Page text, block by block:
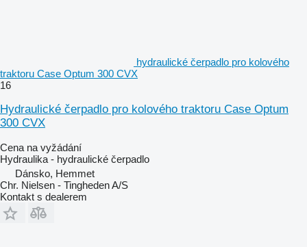
hydraulické čerpadlo pro kolového
traktoru Case Optum 300 CVX
16
Hydraulické čerpadlo pro kolového traktoru Case Optum
300 CVX
Cena na vyžádání
Hydraulika - hydraulické čerpadlo
Dánsko, Hemmet
Chr. Nielsen - Tingheden A/S
Kontakt s dealerem